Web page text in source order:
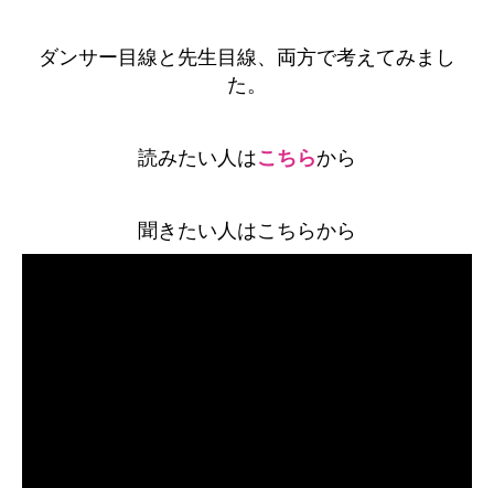
ダンサー目線と先生目線、両方で考えてみまし
た。
読みたい人はこちらから
聞きたい人はこちらから